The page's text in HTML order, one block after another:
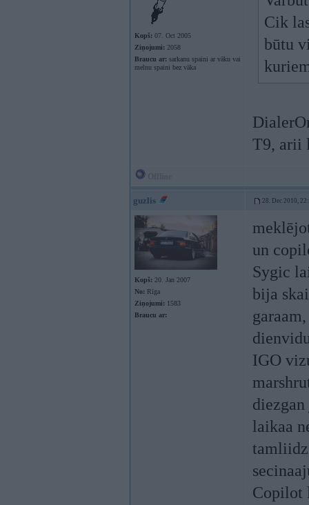
Kopš: 07. Oct 2005
Ziņojumi: 2058
Braucu ar: sarkanu spaini ar vāku vai
melnu spaini bez vāka
Cik
būtu
T9, arii
guzlis 28. Dec 2010,
Kopš: 20. Jan 2007
No: Rīga
Ziņojumi: 1583
Braucu ar:
un
Sygic
bija
IGO
laikaa
Copilot